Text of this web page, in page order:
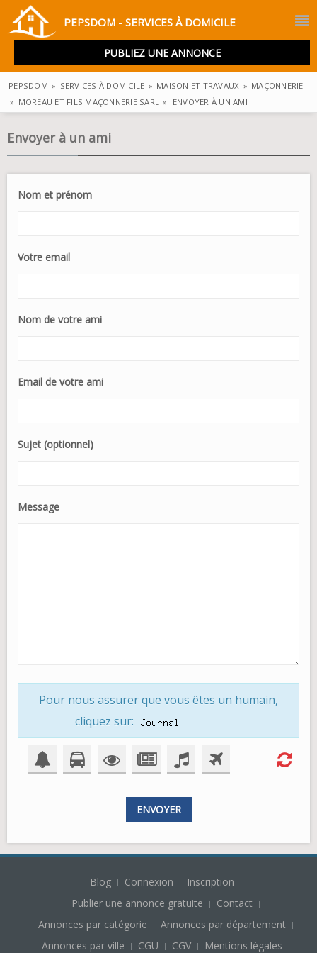
PEPSDOM - SERVICES À DOMICILE
PUBLIEZ UNE ANNONCE
PEPSDOM » SERVICES À DOMICILE » MAISON ET TRAVAUX » MAÇONNERIE
» MOREAU ET FILS MAÇONNERIE SARL » ENVOYER À UN AMI
Envoyer à un ami
Nom et prénom
Votre email
Nom de votre ami
Email de votre ami
Sujet (optionnel)
Message
Pour nous assurer que vous êtes un humain,
cliquez sur:
ENVOYER
Blog Connexion
Inscription
Publier une annonce gratuite
Contact
Annonces par catégorie
Annonces par département
Annonces par ville
CGU CGV Mentions légales